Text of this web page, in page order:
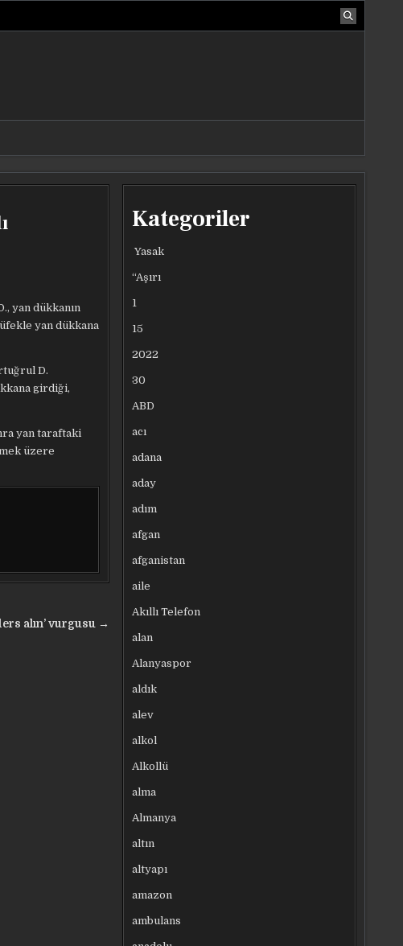
yan dükkanın
yan dükkana
D.
girdiği,
yan taraftaki
üzere
alın’ vurgusu →
Kategoriler
Yasak
“Aşırı
1
15
2022
30
ABD
acı
adana
aday
adım
afgan
afganistan
aile
Akıllı Telefon
alan
Alanyaspor
aldık
alev
alkol
Alkollü
alma
Almanya
altın
altyapı
amazon
ambulans